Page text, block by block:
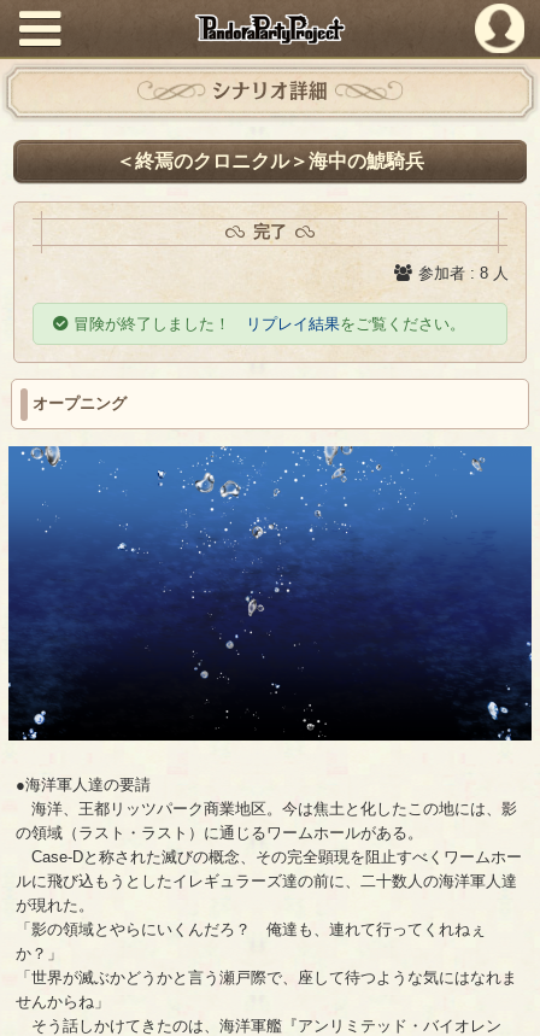
PandoraPartyProject
シナリオ詳細
＜終焉のクロニクル＞海中の鯱騎兵
完了
参加者 : 8 人
冒険が終了しました！ リプレイ結果をご覧ください。
オープニング
●海洋軍人達の要請
海洋、王都リッツパーク商業地区。今は焦土と化したこの地には、影
の領域（ラスト・ラスト）に通じるワームホールがある。
Case-Dと称された滅びの概念、その完全顕現を阻止すべくワームホー
ルに飛び込もうとしたイレギュラーズ達の前に、二十数人の海洋軍人達
が現れた。
「影の領域とやらにいくんだろ？ 俺達も、連れて行ってくれねぇ
か？」
「世界が滅ぶかどうかと言う瀬戸際で、座して待つような気にはなれま
せんからね」
そう話しかけてきたのは、海洋軍艦『アンリミテッド・バイオレン